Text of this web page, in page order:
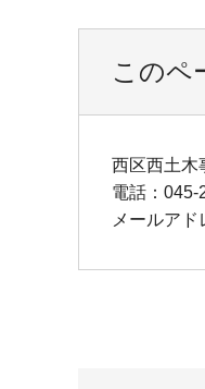
このペ
西区西土木
電話：045-
メールアド